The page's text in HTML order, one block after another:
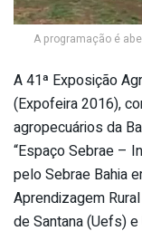
A programação é
A 41ª Exposição
(Expofeira 2016),
agropecuários da
“Espaço Sebrae –
pelo Sebrae Bahia
Aprendizagem
de Santana (Uefs)